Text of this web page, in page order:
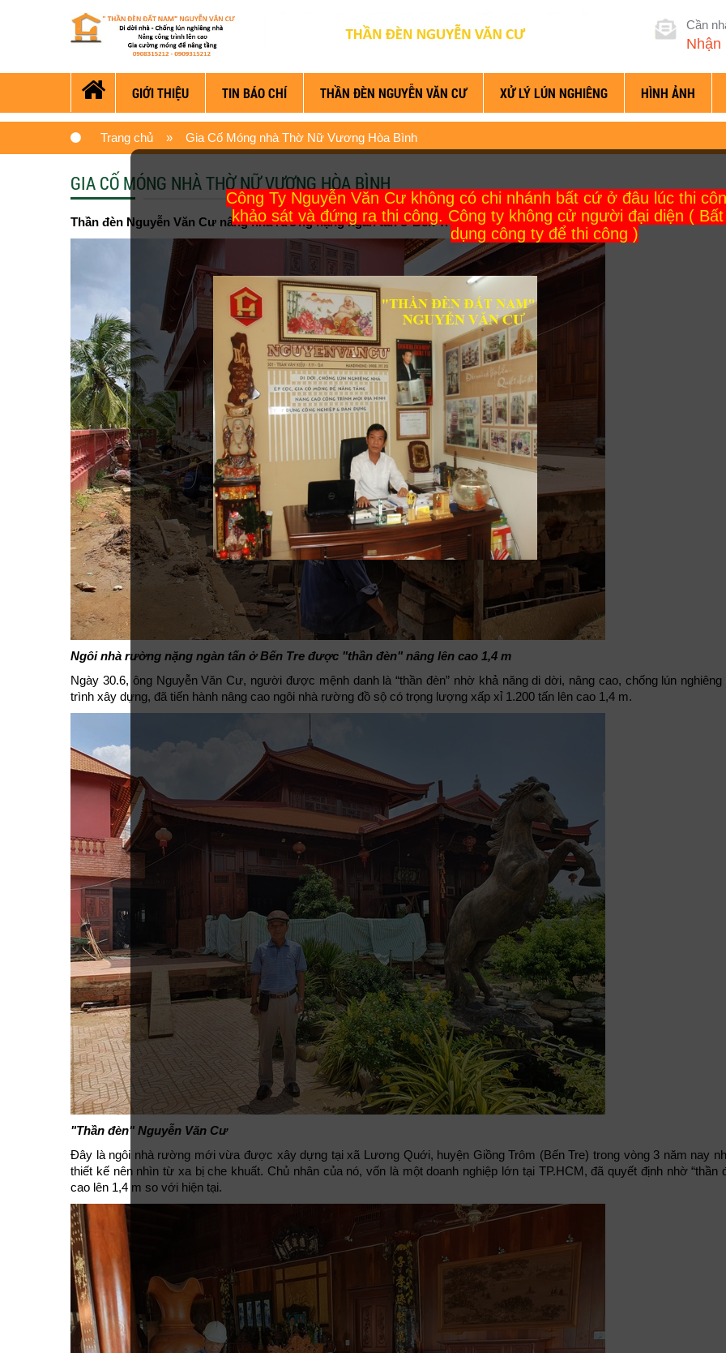
Cần
Nhận
GIỚI THIỆU TIN BÁO CHÍ THẦN ĐÈN NGUYỄN VĂN CƯ XỬ LÝ LÚN NGHIÊNG HÌNH ẢNH
Trang chủ » Gia Cố Móng nhà Thờ Nữ Vương Hòa Bình
GIA CỐ MÓNG NHÀ THỜ NỮ VƯƠNG HÒA BÌNH
Thần đèn Nguyễn Văn Cư nâng nhà rường nặng ngàn tấn ở Bến Tre lên cao 1,4 m
Ngôi nhà rường nặng ngàn tấn ở Bến Tre được "thần đèn" nâng lên cao 1,4 m
Ngày 30.6, ông Nguyễn Văn Cư, người được mệnh danh là “thần đèn” nhờ khả năng di dời, nâng cao, chống lún
trình xây dựng, đã tiến hành nâng cao ngôi nhà rường đồ sộ có trọng lượng xấp xỉ 1.200 tấn lên cao 1,4 m.
"Thần đèn" Nguyễn Văn Cư
Đây là ngôi nhà rường mới vừa được xây dựng tại xã Lương Quới, huyện Giồng Trôm (Bến Tre) trong vòng 3 năm nay
thiết kế nên nhìn từ xa bị che khuất. Chủ nhân của nó, vốn là một doanh nghiệp lớn tại TP.HCM, đã quyết định nhờ “thần
cao lên 1,4 m so với hiện tại.
Công Ty Nguyễn Văn Cư không có chi nhánh bất cứ ở đâu lúc thi
khảo sát và đứng ra thi công. Công ty không cử người đại diện (
dụng công ty để thi công )